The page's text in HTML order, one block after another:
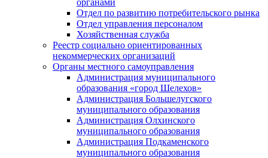
Отдел по развитию потребительского рынка
Отдел управления персоналом
Хозяйственная служба
Реестр социально ориентированных
некоммерческих организаций
Органы местного самоуправления
Администрация муниципального
образования «город Шелехов»
Администрация Большелугского
муниципального образования
Администрация Олхинского
муниципального образования
Администрация Подкаменского
муниципального образования